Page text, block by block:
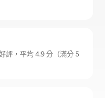
評，平均 4.9 分（滿分 5